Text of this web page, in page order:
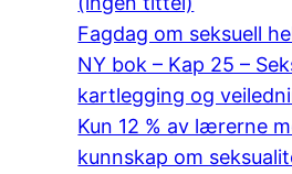
Fagdag om seksuell
NY bok – Kap 25 –
kartlegging og
Kun 12 % av lærerne
kunnskap om